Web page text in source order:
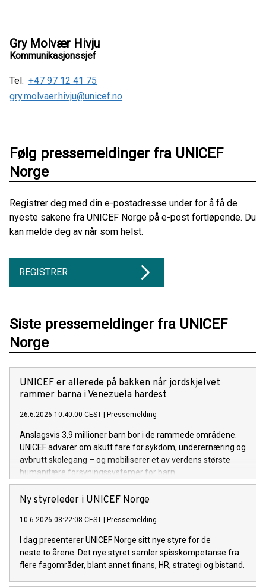
Gry Molvær Hivju
Kommunikasjonssjef
Tel: +47 97 12 41 75
gry.molvaer.hivju@unicef.no
Følg pressemeldinger fra UNICEF
Norge
Registrer deg med din e-postadresse under for å få de
nyeste sakene fra UNICEF Norge på e-post fortløpende. Du
kan melde deg av når som helst.
REGISTRER
Siste pressemeldinger fra UNICEF
Norge
UNICEF er allerede på bakken når jordskjelvet
rammer barna i Venezuela hardest
26.6.2026 10:40:00 CEST Pressemelding
Anslagsvis 3,9 millioner barn bor i de rammede områdene.
UNICEF advarer om akutt fare for sykdom, underernæring og
avbrutt skolegang – og mobiliserer et av verdens største
humanitære forsyningssystemer for barn.
Ny styreleder i UNICEF Norge
10.6.2026 08:22:08 CEST Pressemelding
I dag presenterer UNICEF Norge sitt nye styre for de
neste to årene. Det nye styret samler spisskompetanse fra
flere fagområder, blant annet finans, HR, strategi og bistand.